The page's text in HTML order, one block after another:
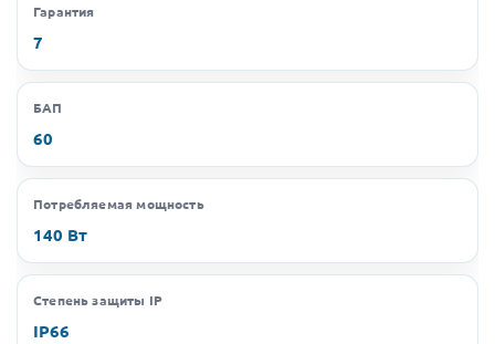
Гарантия
7
БАП
60
Потребляемая мощность
140 Вт
Степень защиты IP
IP66